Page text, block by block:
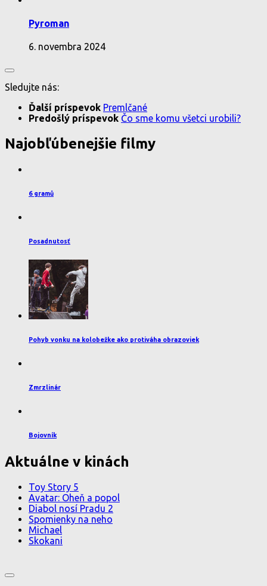
Pyroman
6. novembra 2024
Sledujte nás:
Ďalší príspevok Premlčané
Predošlý príspevok Čo sme komu všetci urobili?
Najobľúbenejšie filmy
6 gramů
Posadnutosť
Pohyb vonku na kolobežke ako protiváha obrazoviek
Zmrzlinár
Bojovník
Aktuálne v kinách
Toy Story 5
Avatar: Oheň a popol
Diabol nosí Pradu 2
Spomienky na neho
Michael
Skokani